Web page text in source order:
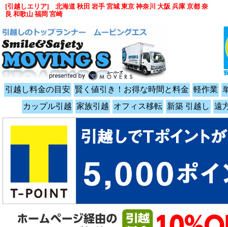
引越し料金の目安 賢く値引き！お得な時間と料金 軽作業
カップル引越 家族引越 オフィス移転 新築 引越し 遠
[引越しエリア] 北海道 秋田 岩手 宮城 東京 神奈川 大阪 兵庫 京都 奈
良 和歌山 福岡 宮崎